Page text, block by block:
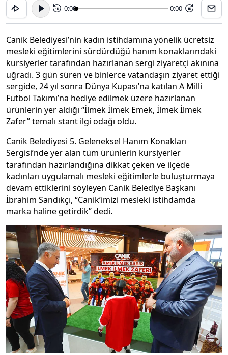
15 0:00 -0:00 15
Canik Belediyesi’nin kadın istihdamına yönelik ücretsiz
mesleki eğitimlerini sürdürdüğü hanım konaklarındaki
kursiyerler tarafından hazırlanan sergi ziyaretçi akınına
uğradı. 3 gün süren ve binlerce vatandaşın ziyaret ettiği
sergide, 24 yıl sonra Dünya Kupası’na katılan A Milli
Futbol Takımı’na hediye edilmek üzere hazırlanan
ürünlerin yer aldığı “İlmek İlmek Emek, İlmek İlmek
Zafer” temalı stant ilgi odağı oldu.
Canik Belediyesi 5. Geleneksel Hanım Konakları
Sergisi’nde yer alan tüm ürünlerin kursiyerler
tarafından hazırlandığına dikkat çeken ve ilçede
kadınları uygulamalı mesleki eğitimlerle buluşturmaya
devam ettiklerini söyleyen Canik Belediye Başkanı
İbrahim Sandıkçı, “Canik’imizi mesleki istihdamda
marka haline getirdik” dedi.